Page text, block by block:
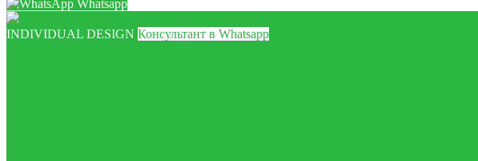
Whatsapp
INDIVIDUAL DESIGN Консультант в Whatsapp